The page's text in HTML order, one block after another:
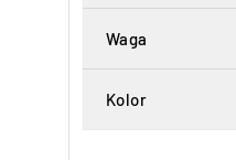
Waga
Kolor